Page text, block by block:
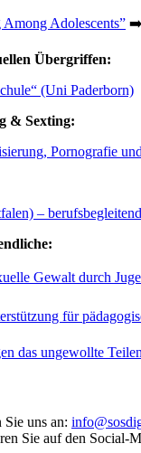
Adolescents” ➡️
Übergriffen:
(Uni Paderborn)
& Sexting:
Pornografie
– berufsbegleitend
Gewalt durch
für
das ungewollte
uns an:
Sie auf den Social-